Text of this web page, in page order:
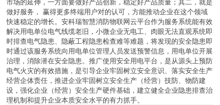
市场的延伸，一方面要做好产品创新，稳定好产品质量；其二，就是
做好服务， 赢得更多终端用户对的认可，方能推动企业在这个领域
快速稳定的增长。安科瑞智慧消防物联网云平台作为服务系统能有效
解决用电单位电气线缆老旧，小微企业无电工、肉眼无法直观系统即
时排查电气隐患、隐蔽工程隐患检查难等难题，将发现的安全隐患即
时通过该服务系统向用电单位管理人员发送预警信息，用电单位开展
治理，消除潜在安全隐患。推广使用安全用电平台，是从源头上预防
电气火灾的有效措施，是引导企业牢固树立安全意识、落实安全生产
经营企体责任，推进企业牢固树立安全生产（经营）技防、物防建
设，强化企业（经营）安全生产硬件基础，建立健全企业隐患排查治
理机制和提升企业本质安全水平的有力抓手。